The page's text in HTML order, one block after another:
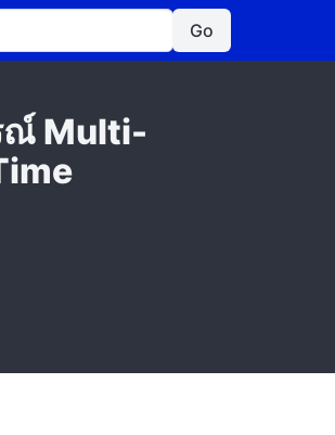
Go
ณ์ Multi-